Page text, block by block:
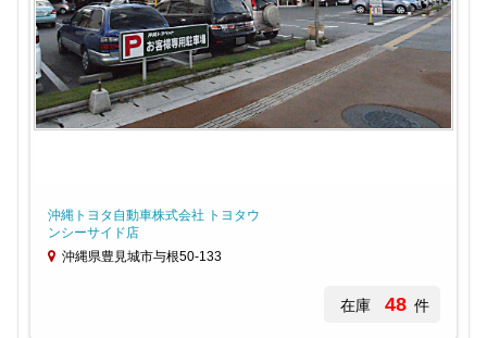
沖縄トヨタ自動車株式会社 トヨタウ
ンシーサイド店
沖縄県豊見城市与根50-133
在庫 48 件